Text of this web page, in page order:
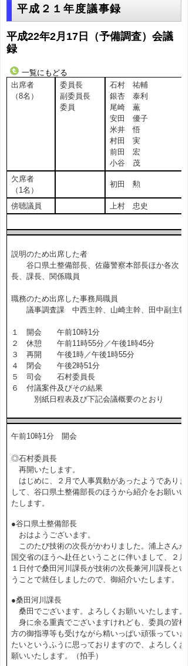
平成２１年度議事録
平成22年2月17日（予備調査）会議
録
一覧にもどる
出席者
（8名）
委員長
副委員長
委員
石村 祐輔
銀杏 泰利
尾崎 薫
安田 優子
米井 悟
村田 実
前田 宏
小谷 茂
欠席者
（1名）
初田 勲
傍聴議員 上村 忠史
説明のため出席した者
谷口県土整備部長、佐藤警察本部長ほか各次
長、課長、関係職員
職務のため出席した事務局職員
議事調査課 中西主幹、山崎主幹、田中副主幹
１ 開会 午前10時1分
２ 休憩 午前11時55分／午後1時45分
３ 再開 午後1時／午後1時55分
４ 閉会 午後2時51分
５ 司会 石村委員長
６ 付議案件及びその結果
別紙日程表及び下記会議概要のとおり
午前10時1分 開会
◎石村委員長
再開いたします。
はじめに、２月で人事異動があったようでありま
して、谷口県土整備部長のほうから紹介をお願いい
たします。
●谷口県土整備部長
おはようございます。
このたび技術の次長がかわりました。浦上さんが
国交省のほうへ赴任ということに伴いまして、２月
１日付で桑田河川課長が技術の次長兼河川課長とい
うことで就任しましたので、御紹介いたします。
●桑田河川課長
桑田でございます。よろしくお願いいたします。
身に余る重責でございますけれども、委員の皆様
方の御指導等も受けながら精いっぱい頑張っていき
たいというふうに思っておりますので、よろしくお
願いいたします。（拍手）